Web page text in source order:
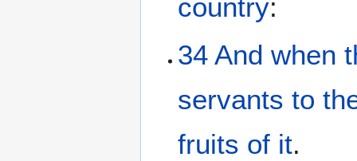
country:
34 And when
servants to
fruits of it.